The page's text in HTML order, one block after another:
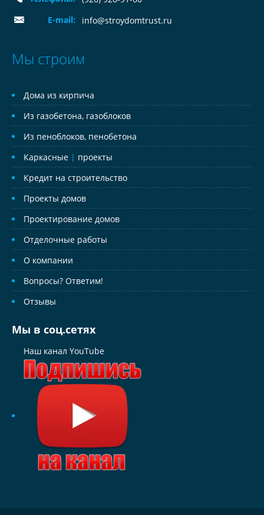
E-mail:
info@stroydomtrust.ru
Мы строим
Дома из кирпича
Из газобетона, газоблоков
Из пеноблоков, пенобетона
Каркасные | проекты
Кредит на строительство
Проекты домов
Проектирование домов
Отделочные работы
О компании
Вопросы? Ответим!
Отзывы
Мы в соц.сетях
Наш канал YouTube